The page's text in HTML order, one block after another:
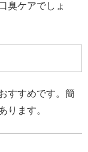
臭ケアでしょ
すすめです。簡
ります。